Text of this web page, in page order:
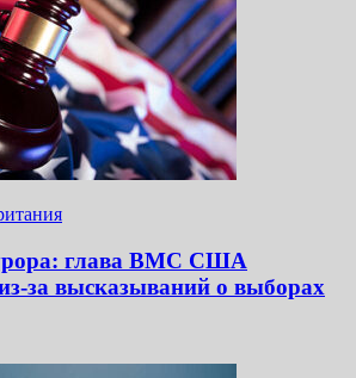
глава ВМС США
за высказываний о выборах